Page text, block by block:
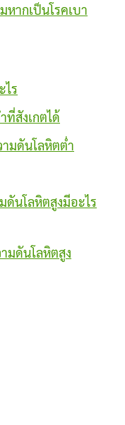
ากเป็นโรคเบา
ไร
ที่สังเกตได้
ามดันโลหิตต่ำ
ดันโลหิตสูงมีอะไร
มดันโลหิตสูง